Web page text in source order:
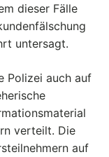
dieser Fälle
untersagt.
Polizei auch auf
verteilt. Die
auf